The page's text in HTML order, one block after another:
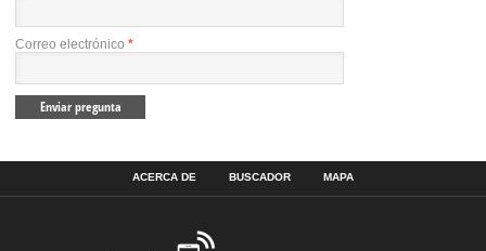
Correo electrónico *
ACERCA DE BUSCADOR MAPA